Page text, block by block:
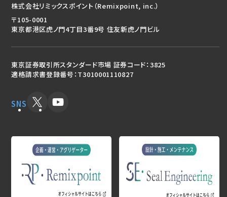
株式会社リミックスポイント（Remixpoint, inc.）
〒105-0001
東京都港区虎ノ門4丁目3番9号 住友新虎ノ門ビル
東京証券取引所スタンダード市場 証券コード：3825
適格請求書登録番号：T3010001110827
SNS